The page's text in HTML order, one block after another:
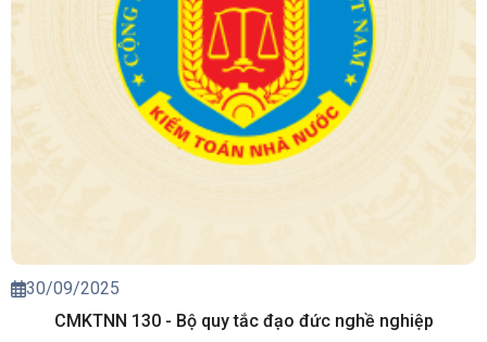
30/09/2025
CMKTNN 130 - Bộ quy tắc đạo đức nghề nghiệp